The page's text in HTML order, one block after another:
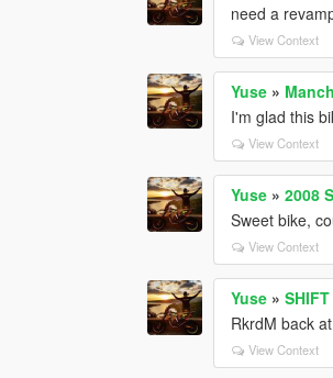
need a
View Context
Yuse »
I'm glad this
View Context
Yuse »2008
Sweet bike,
View Context
Yuse »
RkrdM back
View Context